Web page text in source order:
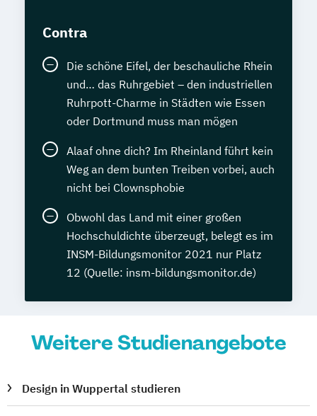
Contra
Die schöne Eifel, der beschauliche Rhein
und… das Ruhrgebiet – den industriellen
Ruhrpott-Charme in Städten wie Essen
oder Dortmund muss man mögen
Alaaf ohne dich? Im Rheinland führt kein
Weg an dem bunten Treiben vorbei, auch
nicht bei Clownsphobie
Obwohl das Land mit einer großen
Hochschuldichte überzeugt, belegt es im
INSM-Bildungsmonitor 2021 nur Platz
12 (Quelle: insm-bildungsmonitor.de)
Weitere Studienangebote
Design in Wuppertal studieren